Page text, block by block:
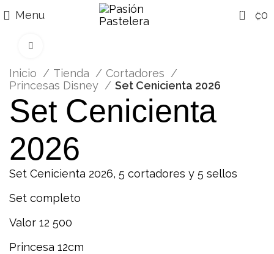
Menu 0 ₡0
Inicio Tienda
Cortadores
Princesas Disney
Set Cenicienta 2026
Set Cenicienta
2026
Set Cenicienta 2026, 5 cortadores y 5 sellos
Set completo
Valor 12 500
Princesa 12cm